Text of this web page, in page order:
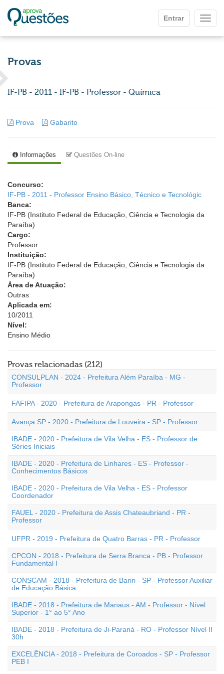
Entrar
Provas
IF-PB - 2011 - IF-PB - Professor - Química
Prova Gabarito
Informações Questões On-line
Concurso:
IF-PB - 2011 - Professor Ensino Básico, Técnico e Tecnológic
Banca:
IF-PB (Instituto Federal de Educação, Ciência e Tecnologia da
Paraíba)
Cargo:
Professor
Instituição:
IF-PB (Instituto Federal de Educação, Ciência e Tecnologia da
Paraíba)
Área de Atuação:
Outras
Aplicada em:
10/2011
Nível:
Ensino Médio
Provas relacionadas (212)
CONSULPLAN - 2024 - Prefeitura Além Paraíba - MG -
Professor
FAFIPA - 2020 - Prefeitura de Arapongas - PR - Professor
Avança SP - 2020 - Prefeitura de Louveira - SP - Professor
IBADE - 2020 - Prefeitura de Vila Velha - ES - Professor de
Séries Iniciais
IBADE - 2020 - Prefeitura de Linhares - ES - Professor -
Conhecimentos Básicos
IBADE - 2020 - Prefeitura de Vila Velha - ES - Professor
Coordenador
FAUEL - 2020 - Prefeitura de Assis Chateaubriand - PR -
Professor
UFPR - 2019 - Prefeitura de Quatro Barras - PR - Professor
CPCON - 2018 - Prefeitura de Serra Branca - PB - Professor
Fundamental I
CONSCAM - 2018 - Prefeitura de Bariri - SP - Professor Auxiliar
de Educação Básica
IBADE - 2018 - Prefeitura de Manaus - AM - Professor - Nível
Superior - 1° ao 5° Ano
IBADE - 2018 - Prefeitura de Ji-Paraná - RO - Professor Nível II
30h
EXCELÊNCIA - 2018 - Prefeitura de Coroados - SP - Professor
PEB I